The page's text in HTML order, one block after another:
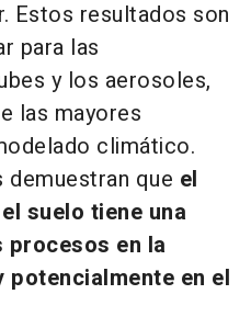
Estos resultados son
para las
y los aerosoles,
las mayores
climático.
que el
suelo tiene una
procesos en la
en el